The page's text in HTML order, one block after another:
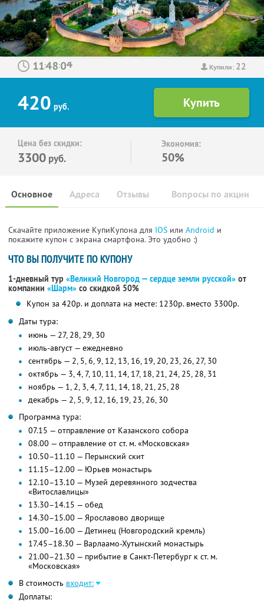
Купили: 22
: :
420 руб.
Цена без скидки:
3300 руб.
Экономия:
50%
Основное Отзывы Вопросы по акции
Адреса
Скачайте приложение КупиКупона для IOS или Android и
покажите купон с экрана смартфона. Это удобно :)
ЧТО ВЫ ПОЛУЧИТЕ ПО КУПОНУ
1-дневный тур «Великий Новгород — сердце земли русской» от
компании «Шарм» со скидкой 50%
Купон за 420р. и доплата на месте: 1230р. вместо 3300р.
Даты тура:
июнь — 27, 28, 29, 30
июль-август — ежедневно
сентябрь — 2, 5, 6, 9, 12, 13, 16, 19, 20, 23, 26, 27, 30
октябрь — 3, 4, 7, 10, 11, 14, 17, 18, 21, 24, 25, 28, 31
ноябрь — 1, 2, 3, 4, 7, 11, 14, 18, 21, 25, 28
декабрь — 2, 5, 9, 12, 16, 19, 23, 26, 30
Программа тура:
07.15 — отправление от Казанского собора
08.00 — отправление от ст. м. «Московская»
10.50–11.10 — Перынский скит
11.15–12.00 — Юрьев монастырь
12.10–13.10 — Музей деревянного зодчества
«Витославлицы»
13.30–14.15 — обед
14.30–15.00 — Ярославово дворище
15.00–16.00 — Детинец (Новгородский кремль)
17.45–18.30 — Варлаамо-Хутынский монастырь
21.00–21.30 — прибытие в Санкт-Петербург к ст. м.
«Московская»
В стоимость входит:
Доплаты: